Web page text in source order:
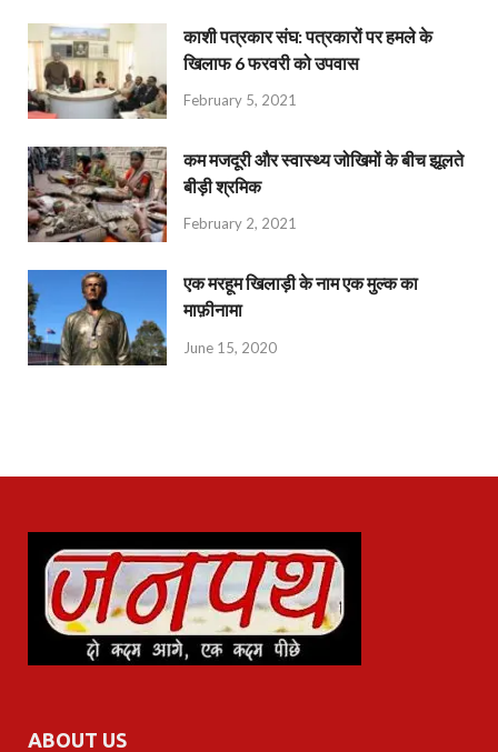
काशी पत्रकार संघ: पत्रकारों पर हमले के
खिलाफ 6 फरवरी को उपवास
February 5, 2021
कम मजदूरी और स्वास्थ्य जोखिमों के बीच झूलते
बीड़ी श्रमिक
February 2, 2021
एक मरहूम खिलाड़ी के नाम एक मुल्क का
माफ़ीनामा
June 15, 2020
ABOUT US